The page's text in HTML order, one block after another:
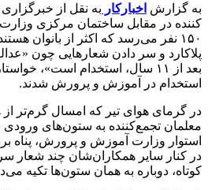
به گزارش اخبارکار به نقل از
کننده در مقابل ساختمان مرکزی
۱۵۰ نفر می‌رسد که اکثر از بانوان
پلاکارد و سر دادن شعارهایی چون
بعد از ۱۱ سال، استخدام است»،
استخدام در آموزش و پرورش شدند.
در گرمای هوای تیر که امسال گرم‌تر
معلمان تجمع‌کننده به ستون‌های ورودی
استوار وزارت آموزش و پرورش، پناه
در کنار سایر همکاران‌شان چند شعار
کوتاه، دوباره به همان ستون‌ها تکیه